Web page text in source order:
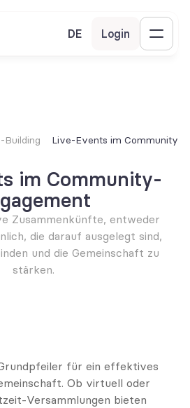
DE Login
Building Live-Events im Community-
im Community-
Zusammenkünfte, entweder
die darauf ausgelegt sind,
und die Gemeinschaft zu
stärken.
für ein effektives
Ob virtuell oder
Versammlungen bieten